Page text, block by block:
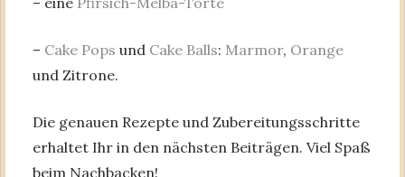
– Cake Pops und Cake Balls: Marmor, Orange
und Zitrone.
Die genauen Rezepte und Zubereitungsschritte
erhaltet Ihr in den nächsten Beiträgen. Viel Spaß
beim Nachbacken!